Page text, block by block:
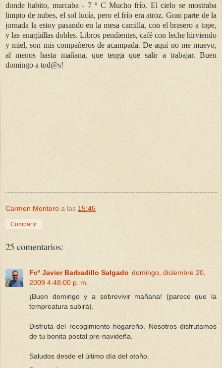
donde habito, marcaba - 7 º C Mucho frío. El cielo se mostraba
limpio de nubes, el sol lucía, pero el frío era atroz. Gran parte de la
jornada la estoy pasando en la mesa camilla, con el brasero a tope,
y las enagüillas dobles. Libros pendientes, café con leche hirviendo
y miel, son mis compañeros de acampada. De aquí no me muevo,
al menos hasta mañana, que tenga que salir a trabajar. Buen
domingo a tod@s!
Carmen Montoro a las 15:45
Compartir
25 comentarios:
Fcº Javier Barbadillo Salgado domingo, diciembre 20,
2009 4:48:00 p. m.
¡Buen domingo y a sobrevivir mañana! (parece que la
tempreatura subirá).
Disfruta del recogimiento hogareño. Nosotros disfrutamos
de tu bonita postal pre-navideña.
Saludos desde el último día del otoño.